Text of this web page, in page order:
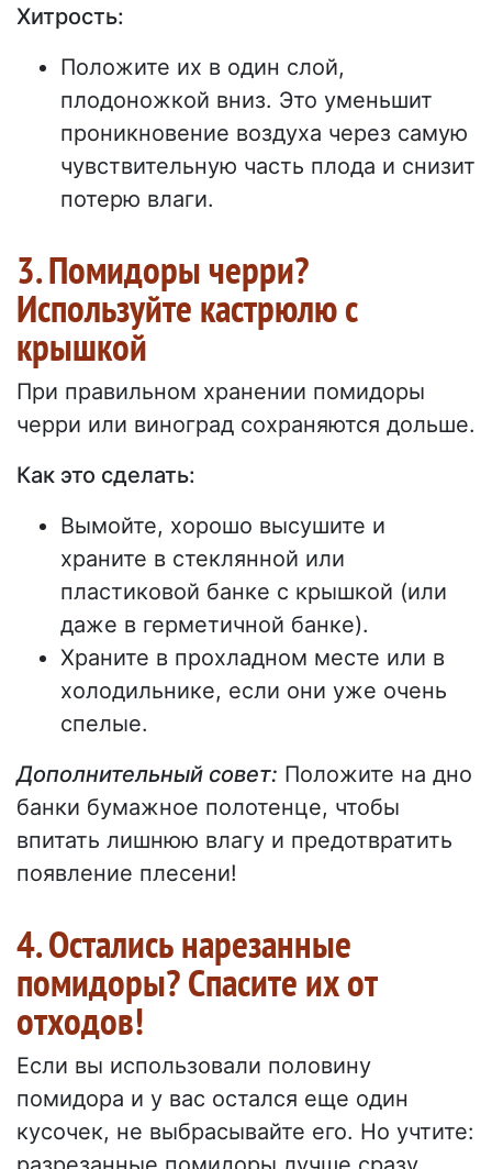
Хитрость:
Положите их в один слой,
плодоножкой вниз. Это уменьшит
проникновение воздуха через самую
чувствительную часть плода и снизит
потерю влаги.
3. Помидоры черри?
Используйте кастрюлю с
крышкой
При правильном хранении помидоры
черри или виноград сохраняются дольше.
Как это сделать:
Вымойте, хорошо высушите и
храните в стеклянной или
пластиковой банке с крышкой (или
даже в герметичной банке).
Храните в прохладном месте или в
холодильнике, если они уже очень
спелые.
Дополнительный совет: Положите на дно
банки бумажное полотенце, чтобы
впитать лишнюю влагу и предотвратить
появление плесени!
4. Остались нарезанные
помидоры? Спасите их от
отходов!
Если вы использовали половину
помидора и у вас остался еще один
кусочек, не выбрасывайте его. Но учтите: